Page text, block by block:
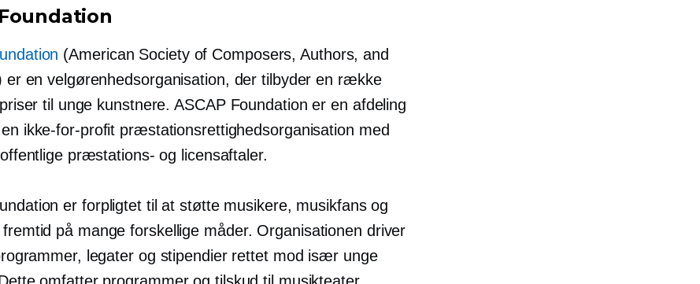
(American Society of Composers, Authors, and
er en velgørenhedsorganisation, der tilbyder en række
til unge kunstnere. ASCAP Foundation er en afdeling
ikke-for-profit præstationsrettighedsorganisation med
præstations- og licensaftaler.
er forpligtet til at støtte musikere, musikfans og
på mange forskellige måder. Organisationen driver
legater og stipendier rettet mod især unge